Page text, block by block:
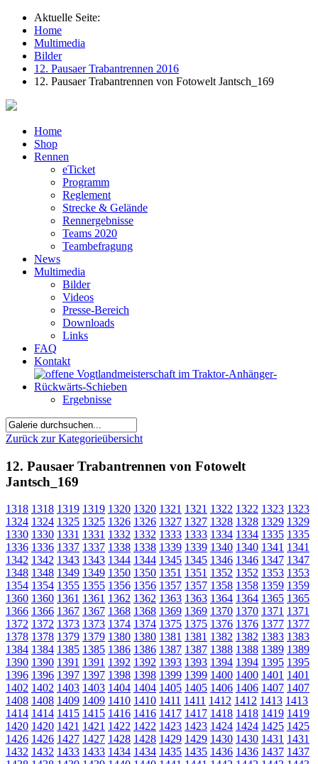
Aktuelle Seite:
Home
Multimedia
Bilder
12. Pausaer Trabantrennen 2016
12. Pausaer Trabantrennen von Fotowelt Jantsch_169
Home
Shop
Rennen
eTicket
Programm
Reglement
Strecke & Gelände
Rennergebnisse
Teams 2020
Teambefragung
News
Multimedia
Bilder
Videos
Presse-Bereich
Downloads
Links
FAQ
Kontakt
Ergebnisse
Zurück zur Kategorieübersicht
12. Pausaer Trabantrennen von Fotowelt
Jantsch_169
1318 1318 1319 1319 1320 1320 1321 1321 1322 1322 1323 1323
1324 1324 1325 1325 1326 1326 1327 1327 1328 1328 1329 1329
1330 1330 1331 1331 1332 1332 1333 1333 1334 1334 1335 1335
1336 1336 1337 1337 1338 1338 1339 1339 1340 1340 1341 1341
1342 1342 1343 1343 1344 1344 1345 1345 1346 1346 1347 1347
1348 1348 1349 1349 1350 1350 1351 1351 1352 1352 1353 1353
1354 1354 1355 1355 1356 1356 1357 1357 1358 1358 1359 1359
1360 1360 1361 1361 1362 1362 1363 1363 1364 1364 1365 1365
1366 1366 1367 1367 1368 1368 1369 1369 1370 1370 1371 1371
1372 1372 1373 1373 1374 1374 1375 1375 1376 1376 1377 1377
1378 1378 1379 1379 1380 1380 1381 1381 1382 1382 1383 1383
1384 1384 1385 1385 1386 1386 1387 1387 1388 1388 1389 1389
1390 1390 1391 1391 1392 1392 1393 1393 1394 1394 1395 1395
1396 1396 1397 1397 1398 1398 1399 1399 1400 1400 1401 1401
1402 1402 1403 1403 1404 1404 1405 1405 1406 1406 1407 1407
1408 1408 1409 1409 1410 1410 1411 1411 1412 1412 1413 1413
1414 1414 1415 1415 1416 1416 1417 1417 1418 1418 1419 1419
1420 1420 1421 1421 1422 1422 1423 1423 1424 1424 1425 1425
1426 1426 1427 1427 1428 1428 1429 1429 1430 1430 1431 1431
1432 1432 1433 1433 1434 1434 1435 1435 1436 1436 1437 1437